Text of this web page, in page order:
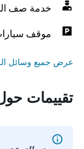
خدمة صف
موقف
عرض جميع وسائل
تقييمات